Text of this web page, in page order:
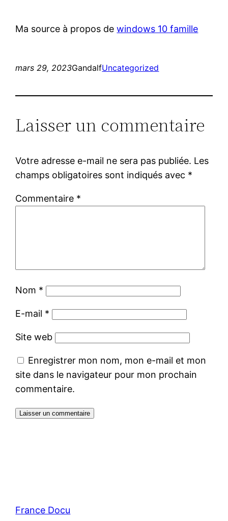
Ma source à propos dewindows 10 famille
mars 29, 2023GandalfUncategorized
Laisser un commentaire
Votre adresse e-mail ne sera pas publiée. Les
champs obligatoires sont indiqués avec *
Commentaire *
Nom *
E-mail *
Site web
Enregistrer mon nom, mon e-mail et mon
site dans le navigateur pour mon prochain
commentaire.
France Docu